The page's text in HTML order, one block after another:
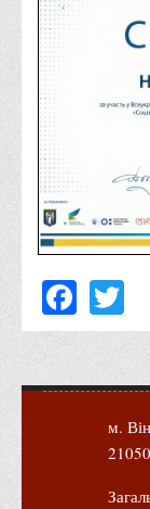
Розвитку
Грантових
Підтримки
Бібліотека
Музей грошей
Реквізити
м.